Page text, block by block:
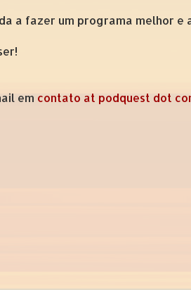
a fazer um programa melhor e
em contato at podquest dot